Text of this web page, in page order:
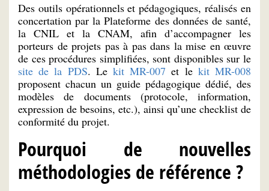
Des outils opérationnels et pédagogiques, réalisés en
concertation par la Plateforme des données de santé,
la CNIL et la CNAM, afin d’accompagner les
porteurs de projets pas à pas dans la mise en œuvre
de ces procédures simplifiées, sont disponibles sur le
site de la PDS. Lekit MR-007 et le kit MR-008
proposent chacun un guide pédagogique dédié, des
modèles de documents (protocole, information,
expression de besoins, etc.), ainsi qu’une checklist de
conformité du projet.
Pourquoi de nouvelles
méthodologies de référence ?